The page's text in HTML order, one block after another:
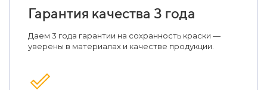
Гарантия качества 3 года
Даем 3 года гарантии на сохранность краски —
уверены в материалах и качестве продукции.